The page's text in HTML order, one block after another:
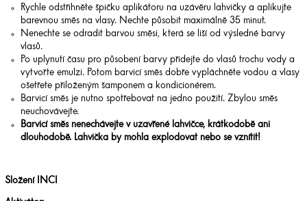
Rychle odstřihněte špičku aplikátoru na uzávěru lahvičky a aplikujte
barevnou směs na vlasy. Nechte působit maximálně 35 minut.
Nenechte se odradit barvou směsi, která se liší od výsledné barvy
vlasů.
Po uplynutí času pro působení barvy přidejte do vlasů trochu vody a
vytvořte emulzi. Potom barvicí směs dobře vypláchněte vodou a vlasy
ošetřete přiloženým šamponem a kondicionérem.
Barvicí směs je nutno spotřebovat na jedno použití. Zbylou směs
neuchovávejte.
Barvicí směs nenechávejte v uzavřené lahvičce, krátkodobě ani
dlouhodobě. Lahvička by mohla explodovat nebo se vznítit!
Složení INCI